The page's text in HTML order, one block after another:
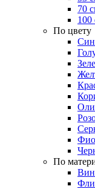
70
100
По цвету
По